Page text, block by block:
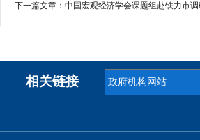
下一篇文章： 中国宏观经济学会课题组赴铁力市
相关链接